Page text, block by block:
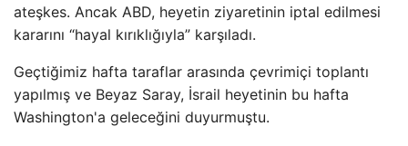
ateşkes. Ancak ABD, heyetin ziyaretinin iptal edilmesi
kararını “hayal kırıklığıyla” karşıladı.
Geçtiğimiz hafta taraflar arasında çevrimiçi toplantı
yapılmış ve Beyaz Saray, İsrail heyetinin bu hafta
Washington'a geleceğini duyurmuştu.